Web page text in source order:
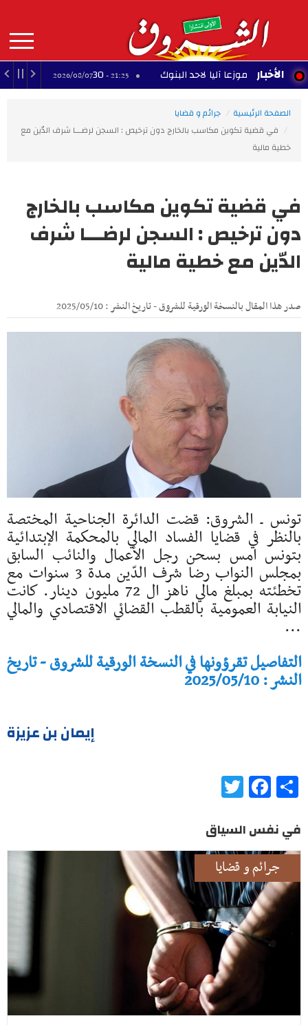
contenu
principal
MAIN
NAVIGATION الأخبار
موزعا آليا لاحد البنوك 21:25 - 2026/08/07 30 عارضًا يشاركون في معرض الصناعات التقليدية بالمحرس
الصفحة الرئيسية
جرائم و قضايا
في قضية تكوين مكاسب بالخارج دون ترخيص : السجن لرضـــا شرف الدّين مع
خطية مالية
في قضية تكوين مكاسب بالخارج
دون ترخيص : السجن لرضـــا شرف
الدّين مع خطية مالية
صدر هذا المقال بالنسخة الورقية للشروق - تاريخ النشر : 2025/05/10
تونس ـ الشروق: قضت الدائرة الجناحية المختصة
بالنظر في قضايا الفساد المالي بالمحكمة الإبتدائية
بتونس امس بسحن رجل الأعمال والنائب السابق
بمجلس النواب رضا شرف الدّين مدة 3 سنوات مع
تخطئته بمبلغ مالي ناهز ال 72 مليون دينار. كانت
النيابة العمومية بالقطب القضائي الاقتصادي والمالي
...
التفاصيل تقرؤونها في النسخة الورقية للشروق - تاريخ
النشر : 2025/05/10
إيمان بن عزيزة
Share
Facebook
في نفس السياق
جرائم و قضايا